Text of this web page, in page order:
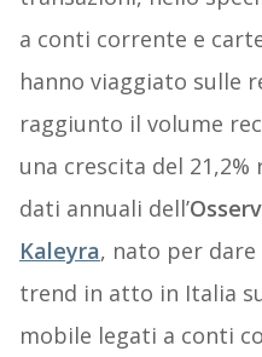
a conti corrente e
hanno viaggiato sulle
raggiunto il volume
una crescita del
dati annuali dell’
Kaleyra, nato per
trend in atto in Italia
mobile legati a conti